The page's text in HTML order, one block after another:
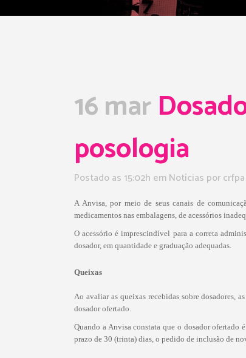
16 mar
posologia
Postado as 15:02h emNotícias porcrfpa
A Anvisa, por meio de seus canais de
medicamentos nas embalagens, de acessórios
O acessório é imprescindível para a correta
dosador, em quantidade e graduação adequadas.
Queixas
Ao avaliar as queixas recebidas sobre dosadores,
dosador ofertado.
Quando a Anvisa constata que o dosador
prazo de 30 (trinta) dias, o pedido de inclusão de